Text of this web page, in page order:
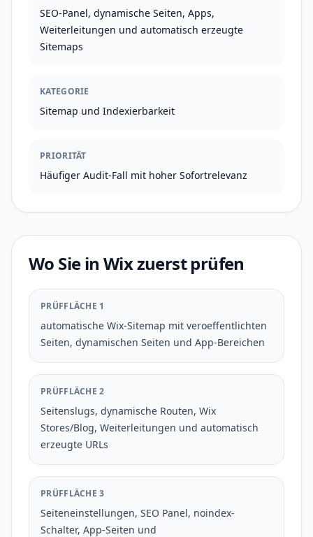
SEO-Panel, dynamische Seiten, Apps,
Weiterleitungen und automatisch erzeugte
Sitemaps
KATEGORIE
Sitemap und Indexierbarkeit
PRIORITÄT
Häufiger Audit-Fall mit hoher Sofortrelevanz
Wo Sie in Wix zuerst prüfen
PRÜFFLÄCHE 1
automatische Wix-Sitemap mit veroeffentlichten
Seiten, dynamischen Seiten und App-Bereichen
PRÜFFLÄCHE 2
Seitenslugs, dynamische Routen, Wix
Stores/Blog, Weiterleitungen und automatisch
erzeugte URLs
PRÜFFLÄCHE 3
Seiteneinstellungen, SEO Panel, noindex-
Schalter, App-Seiten und